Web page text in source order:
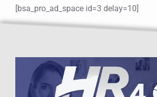
[bsa_pro_ad_space id=3 delay=10]